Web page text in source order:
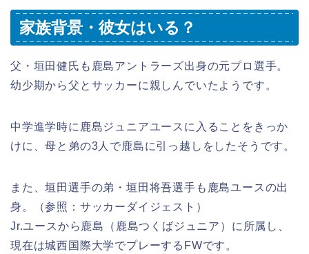
家族背景・彼女はいる？
父・垣田健氏も鹿島アントラーズ出身の元プロ選手。
幼少期から父とサッカーに親しんでいたようです。
中学進学時に鹿島ジュニアユースに入ることをきっか
けに、母と弟の3人で鹿島に引っ越しをしたそうです。
また、垣田選手の弟・垣田将吾選手も鹿島ユースの出
身。（参照：サッカーダイジェスト）
Jr.ユースから鹿島（鹿島つくばジュニア）に所属し、
現在は城西国際大学でプレーするFWです。